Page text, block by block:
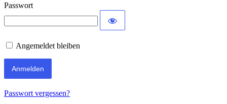
Passwort
Angemeldet bleiben
Passwort vergessen?